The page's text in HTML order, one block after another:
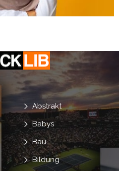
Abstrakt
Babys
Bau
Bildung